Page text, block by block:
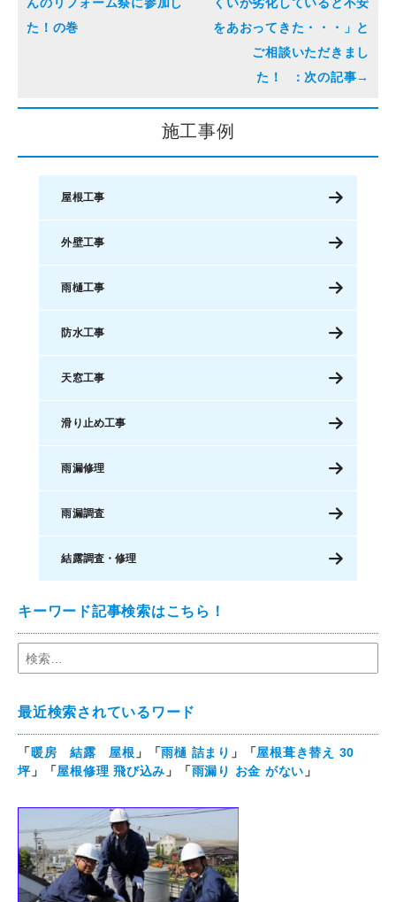
た！の巻
をあおってきた・・・」と
ご相談いただきまし
た！
施工事例
屋根工事
外壁工事
雨樋工事
防水工事
天窓工事
滑り止め工事
雨漏修理
雨漏調査
結露調査・修理
キーワード記事検索はこちら！
最近検索されているワード
「暖房 結露 屋根 」「雨樋 詰まり 」「屋根葺き替え 30
坪」「屋根修理 飛び込み 」「雨漏り お金 がない 」